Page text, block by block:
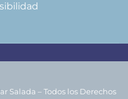
Salada –Todos los Derechos